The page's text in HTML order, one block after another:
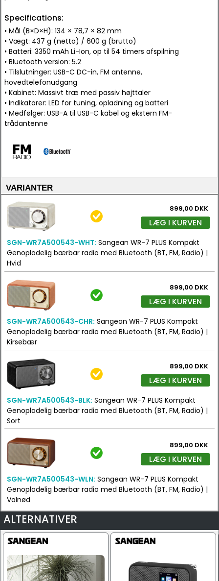
Specifications:
• Mål (B×D×H): 134 × 78,7 × 82 mm
• Vægt: 437 g (netto) / 600 g (brutto)
• Batteri: 3350 mAh Li-Ion, op til 54 timers afspilning
• Bluetooth version: 5.2
• Tilslutninger: USB-C DC-in, FM antenne,
hovedtelefonudgang
• Kabinet: Massivt træ med passiv højttaler
• Indikatorer: LED for tuning, opladning og batteri
• Medfølger: USB-A til USB-C kabel og ekstern FM-
trådantenne
VARIANTER
899,00 DKK
LÆG I KURVEN
SGN-WR7A500543-WHT: Sangean WR-7 PLUS Kompakt
Genopladelig bærbar radio med Bluetooth (BT, FM, Radio) |
Hvid
899,00 DKK
LÆG I KURVEN
SGN-WR7A500543-CHR: Sangean WR-7 PLUS Kompakt
Genopladelig bærbar radio med Bluetooth (BT, FM, Radio) |
Kirsebær
899,00 DKK
LÆG I KURVEN
SGN-WR7A500543-BLK: Sangean WR-7 PLUS Kompakt
Genopladelig bærbar radio med Bluetooth (BT, FM, Radio) |
Sort
899,00 DKK
LÆG I KURVEN
SGN-WR7A500543-WLN: Sangean WR-7 PLUS Kompakt
Genopladelig bærbar radio med Bluetooth (BT, FM, Radio) |
Valnød
ALTERNATIVER